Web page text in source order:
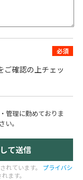
ご確認の上チェッ
管理に勤めておりま
い。
れています。
プライバシ
ます。